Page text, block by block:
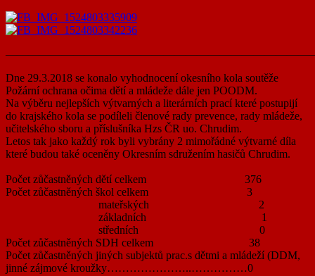
Dne 29.3.2018 se konalo vyhodnocení okesního kola soutěže
Požární ochrana očima dětí a mládeže dále jen POODM.
Na výběru nejlepších výtvarných a literárních prací které postupijí
do krajského kola se podíleli členové rady prevence, rady mládeže,
učitelského sboru a příslušníka Hzs ČR uo. Chrudim.
Letos tak jako každý rok byli vybrány 2 mimořádné výtvarné díla
které budou také oceněny Okresním sdružením hasičů Chrudim.
Počet zůčastněných dětí celkem 376
Počet zůčastněných škol celkem 3
mateřských 2
základních 1
středních 0
Počet zůčastněných SDH celkem 38
Počet zůčastněných jiných subjektů prac.s dětmi a mládeží (DDM,
jinné zájmové kroužky…………………..……………0